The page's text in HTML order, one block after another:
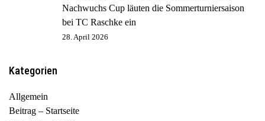
Nachwuchs Cup läuten die Sommerturniersaison
bei TC Raschke ein
28. April 2026
Kategorien
Allgemein
Beitrag – Startseite